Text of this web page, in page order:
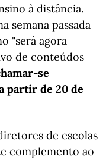
à distância.
semana passada
"será agora
de conteúdos
se
partir de 20 de
de escolas
complemento ao